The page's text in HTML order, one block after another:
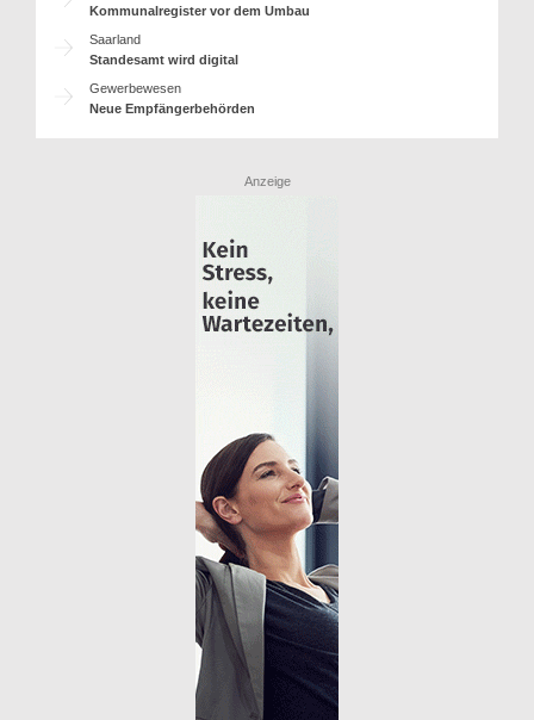
Kommunalregister vor dem Umbau
Saarland
Standesamt wird digital
Gewerbewesen
Neue Empfängerbehörden
Anzeige